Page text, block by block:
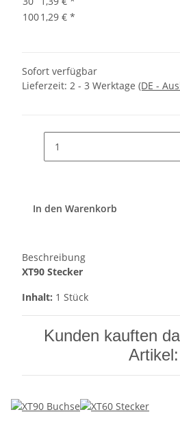
1001,29 € *
Sofort verfügbar
Lieferzeit: 2 - 3 Werktage (DE -
In den Warenkorb
Beschreibung
XT90 Stecker
Inhalt: 1 Stück
Kunden kauften
Artikel: